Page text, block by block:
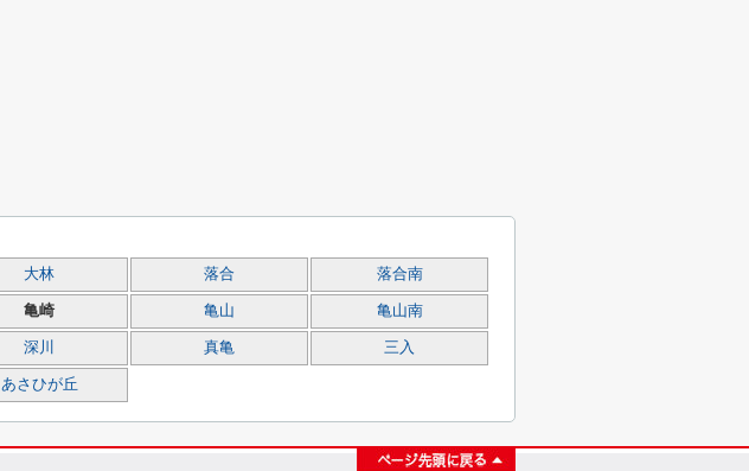
大林 落合 落合南
亀崎 亀山 亀山南
深川 真亀 三入
あさひが丘